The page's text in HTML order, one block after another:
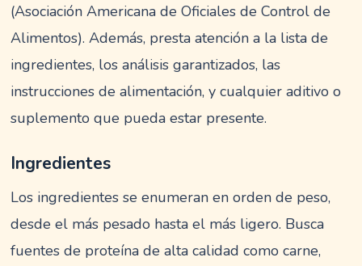
(Asociación Americana de Oficiales de Control de
Alimentos). Además, presta atención a la lista de
ingredientes, los análisis garantizados, las
instrucciones de alimentación, y cualquier aditivo o
suplemento que pueda estar presente.
Ingredientes
Los ingredientes se enumeran en orden de peso,
desde el más pesado hasta el más ligero. Busca
fuentes de proteína de alta calidad como carne,